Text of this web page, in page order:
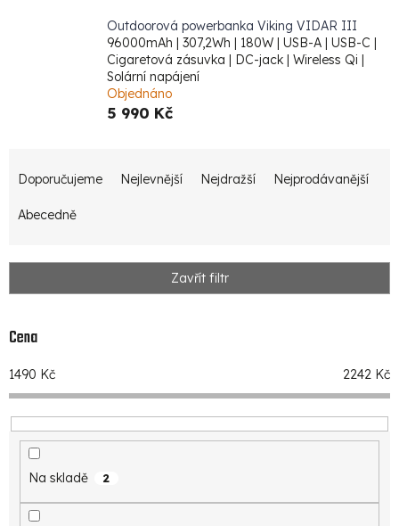
Outdoorová powerbanka Viking VIDAR III
96000mAh | 307,2Wh | 180W | USB-A | USB-C |
Cigaretová zásuvka | DC-jack | Wireless Qi |
Solární napájení
Objednáno
5 990 Kč
p
r
o
d
Doporučujeme Nejlevnější Nejdražší Nejprodávanější
Abecedně
Zavřít filtr
Cena
1490 Kč 2242 Kč
Na skladě 2